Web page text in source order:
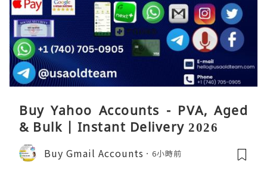
Buy Yahoo Accounts - PVA, Aged
& Bulk | Instant Delivery 2026
Buy Gmail Accounts 6小時前